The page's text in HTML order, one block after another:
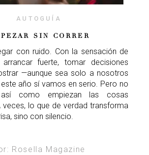
AUTOGUÍA
SIN CORRER
con ruido. Con la sensación de
fuerte, tomar decisiones
—aunque sea solo a nosotros
año sí vamos en serio. Pero no
como empiezan las cosas
veces, lo que de verdad transforma
sino con silencio.
Rosella Magazine